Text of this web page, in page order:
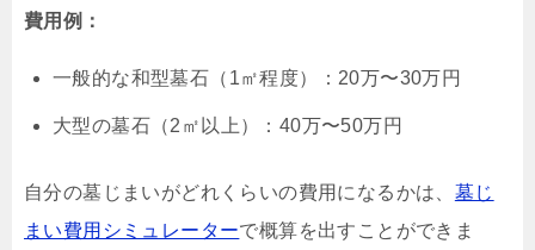
費用例：
一般的な和型墓石（1㎡程度）：20万〜30万円
大型の墓石（2㎡以上）：40万〜50万円
自分の墓じまいがどれくらいの費用になるかは、 墓じ
まい費用シミュレーターで概算を出すことができま